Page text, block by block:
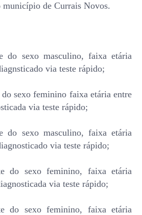
município de Currais Novos.
do sexo masculino, faixa etária
via teste rápido;
do sexo feminino faixa etária entre
via teste rápido;
do sexo masculino, faixa etária
via teste rápido;
do sexo feminino, faixa etária
via teste rápido;
do sexo feminino, faixa etária